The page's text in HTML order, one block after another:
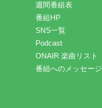
週間番組表
番組HP
SNS一覧
Podcast
ONAIR 楽曲リスト
番組へのメッセージ